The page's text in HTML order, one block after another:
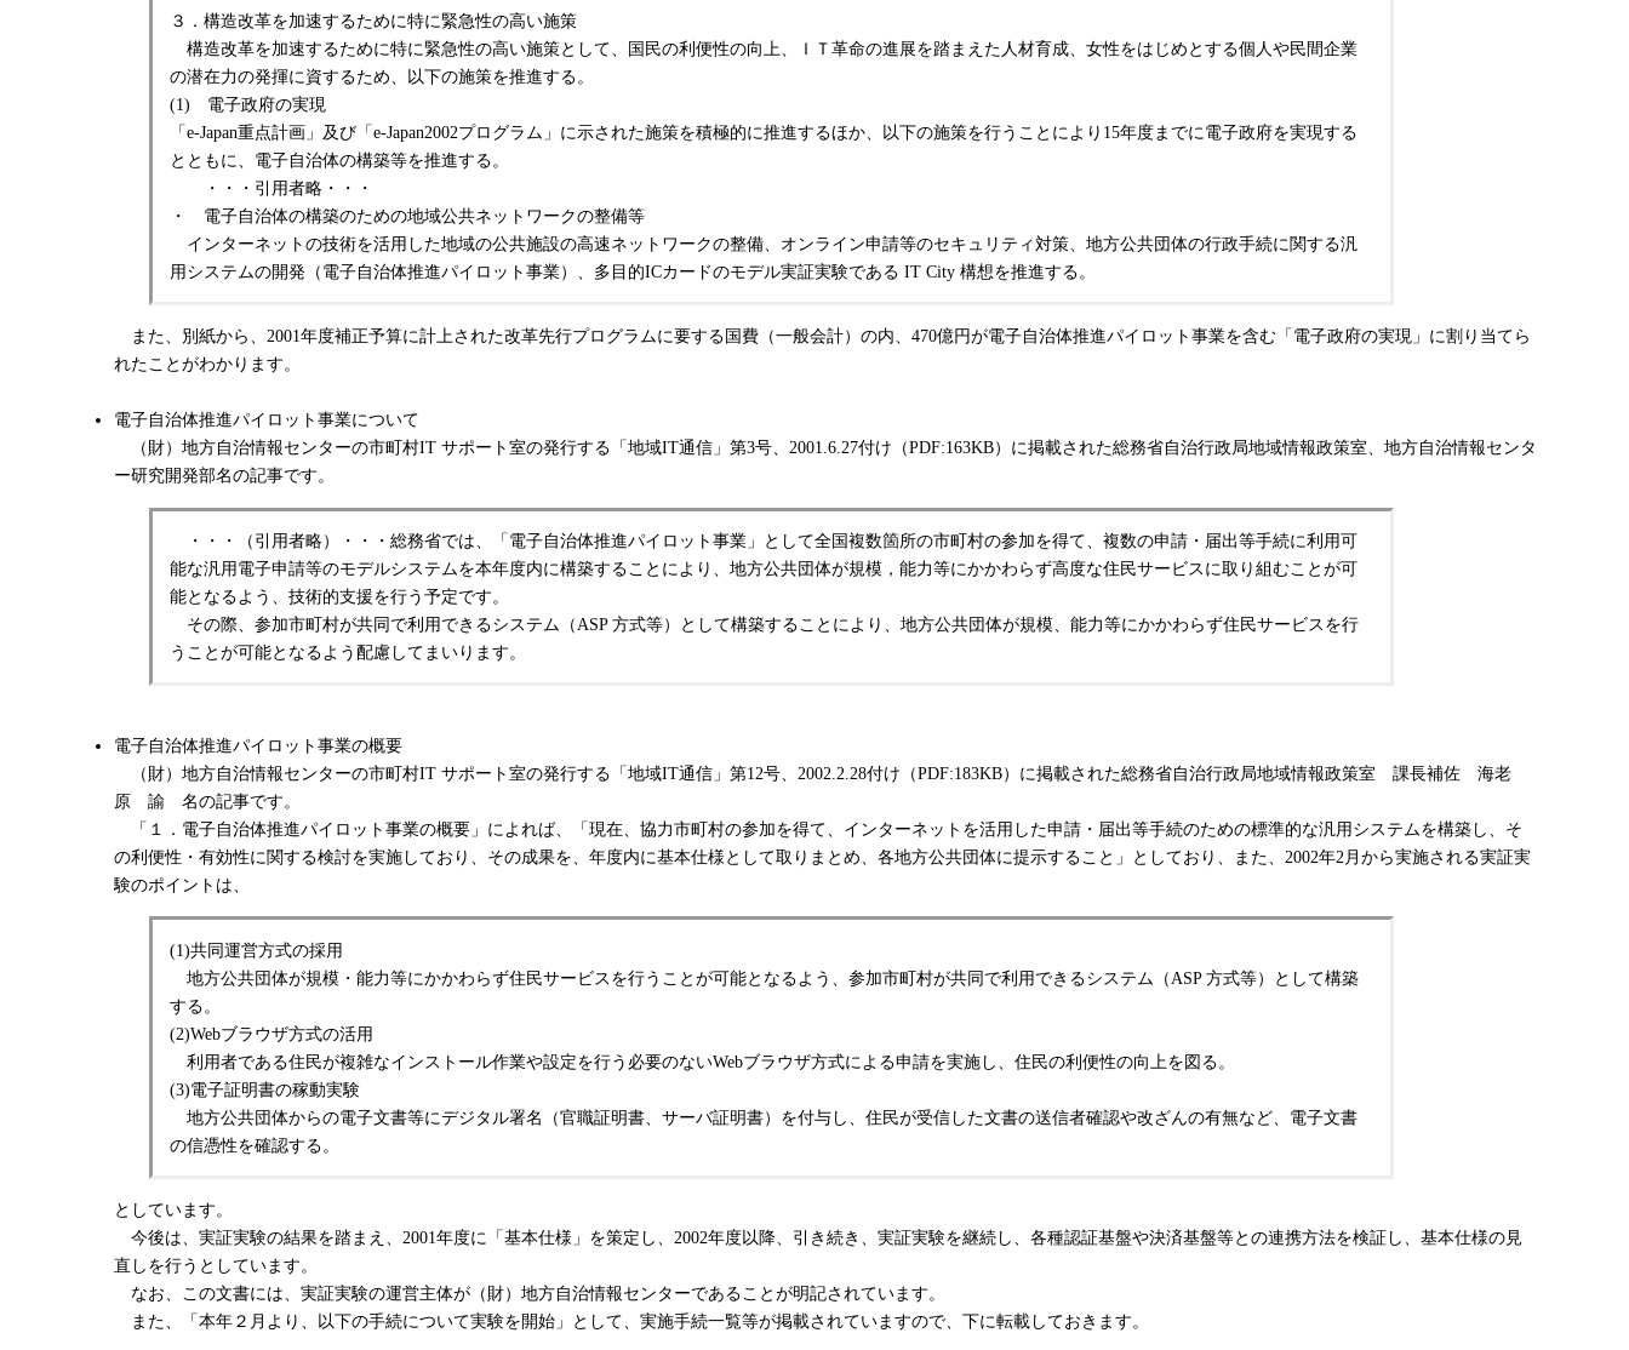
３．構造改革を加速するために特に緊急性の高い施策
構造改革を加速するために特に緊急性の高い施策として、国民の利便性の向上、ＩＴ革命の進展を踏まえた人材育成、女性をはじめとする個人や民間企業
の潜在力の発揮に資するため、以下の施策を推進する。
(1) 電子政府の実現
「e-Japan重点計画」及び「e-Japan2002プログラム」に示された施策を積極的に推進するほか、以下の施策を行うことにより15年度までに電子政府を実現する
とともに、電子自治体の構築等を推進する。
・・・引用者略・・・
・ 電子自治体の構築のための地域公共ネットワークの整備等
インターネットの技術を活用した地域の公共施設の高速ネットワークの整備、オンライン申請等のセキュリティ対策、地方公共団体の行政手続に関する汎
用システムの開発（電子自治体推進パイロット事業）、多目的ICカードのモデル実証実験である IT City 構想を推進する。
また、別紙から、2001年度補正予算に計上された改革先行プログラムに要する国費（一般会計）の内、470億円が電子自治体推進パイロット事業を含む「電子政府の実現」に割り当てら
れたことがわかります。
電子自治体推進パイロット事業について
（財）地方自治情報センターの市町村IT サポート室の発行する「地域IT通信」第3号、2001.6.27付け（PDF:163KB）に掲載された総務省自治行政局地域情報政策室、地方自治情報センタ
ー研究開発部名の記事です。
・・・（引用者略）・・・総務省では、「電子自治体推進パイロット事業」として全国複数箇所の市町村の参加を得て、複数の申請・届出等手続に利用可
能な汎用電子申請等のモデルシステムを本年度内に構築することにより、地方公共団体が規模，能力等にかかわらず高度な住民サービスに取り組むことが可
能となるよう、技術的支援を行う予定です。
その際、参加市町村が共同で利用できるシステム（ASP 方式等）として構築することにより、地方公共団体が規模、能力等にかかわらず住民サービスを行
うことが可能となるよう配慮してまいります。
電子自治体推進パイロット事業の概要
（財）地方自治情報センターの市町村IT サポート室の発行する「地域IT通信」第12号、2002.2.28付け（PDF:183KB）に掲載された総務省自治行政局地域情報政策室 課長補佐 海老
原 諭 名の記事です。
「１．電子自治体推進パイロット事業の概要」によれば、「現在、協力市町村の参加を得て、インターネットを活用した申請・届出等手続のための標準的な汎用システムを構築し、そ
の利便性・有効性に関する検討を実施しており、その成果を、年度内に基本仕様として取りまとめ、各地方公共団体に提示すること」としており、また、2002年2月から実施される実証実
験のポイントは、
(1)共同運営方式の採用
地方公共団体が規模・能力等にかかわらず住民サービスを行うことが可能となるよう、参加市町村が共同で利用できるシステム（ASP 方式等）として構築
する。
(2)Webブラウザ方式の活用
利用者である住民が複雑なインストール作業や設定を行う必要のないWebブラウザ方式による申請を実施し、住民の利便性の向上を図る。
(3)電子証明書の稼動実験
地方公共団体からの電子文書等にデジタル署名（官職証明書、サーバ証明書）を付与し、住民が受信した文書の送信者確認や改ざんの有無など、電子文書
の信憑性を確認する。
としています。
今後は、実証実験の結果を踏まえ、2001年度に「基本仕様」を策定し、2002年度以降、引き続き、実証実験を継続し、各種認証基盤や決済基盤等との連携方法を検証し、基本仕様の見
直しを行うとしています。
なお、この文書には、実証実験の運営主体が（財）地方自治情報センターであることが明記されています。
また、「本年２月より、以下の手続について実験を開始」として、実施手続一覧等が掲載されていますので、下に転載しておきます。